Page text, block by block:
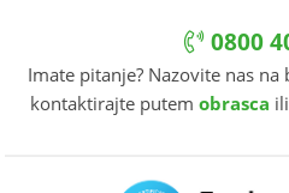
0800
Imate pitanje? Nazovite nas
kontaktirajte putem obrasca